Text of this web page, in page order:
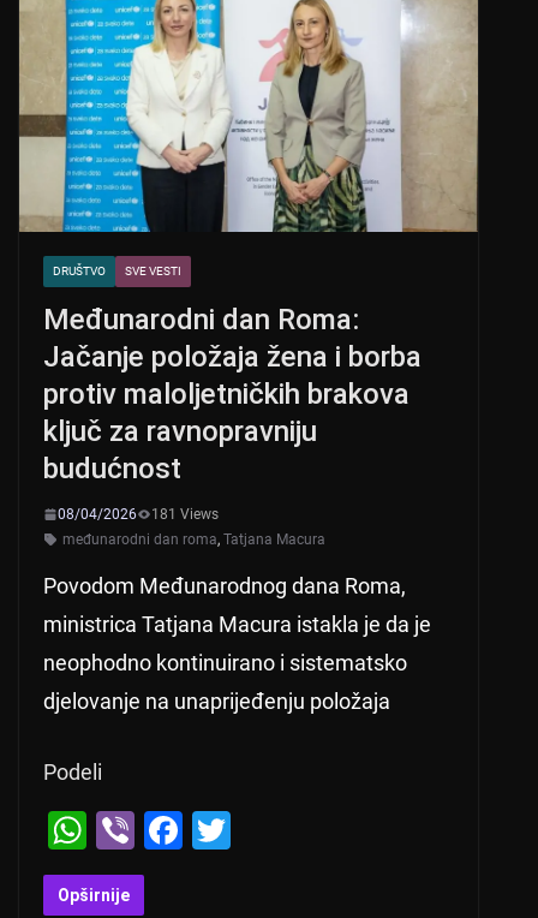
DRUŠTVO SVE VESTI
Međunarodni dan Roma:
Jačanje položaja žena i borba
protiv maloljetničkih brakova
ključ za ravnopravniju
budućnost
08/04/2026
181 Views
međunarodni dan roma, Tatjana Macura
Povodom Međunarodnog dana Roma,
ministrica Tatjana Macura istakla je da je
neophodno kontinuirano i sistematsko
djelovanje na unaprijeđenju položaja
Podeli
W
h
at
Vi
b
er
F
Opširnije